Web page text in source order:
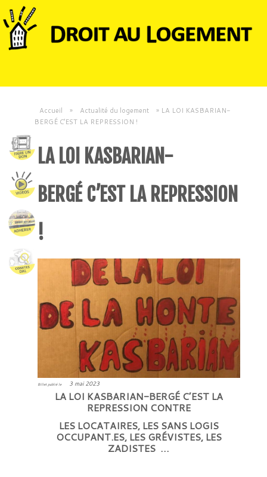
Accueil » Actualité du logement » LA LOI KASBARIAN-
BERGÉ C’EST LA REPRESSION !
LA LOI KASBARIAN-
BERGÉ C’EST LA REPRESSION
!
Billet publié le 3 mai 2023
LA LOI KASBARIAN-BERGÉ C’EST LA
REPRESSION CONTRE
LES LOCATAIRES, LES SANS LOGIS
OCCUPANT.ES, LES GRÉVISTES, LES
ZADISTES …